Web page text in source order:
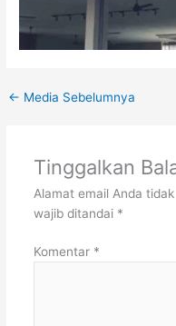
← Media Sebelumnya
Tinggalkan
Alamat email Anda
wajib ditandai *
Komentar *